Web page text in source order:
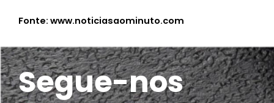
Fonte: www.noticiasaominuto.com
Segue-nos